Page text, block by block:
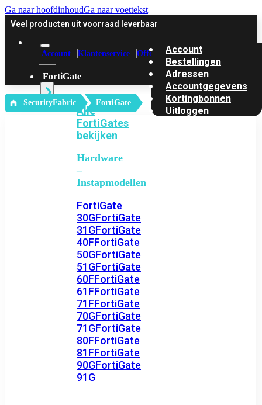
Ga naar hoofdinhoudGa naar voettekst
Veel producten uit voorraad leverbaar
Account Klantenservice Offerte
FortiGate
Alle
FortiGates
bekijken
Hardware
–
Instapmodellen
FortiGate
30GFortiGate
31GFortiGate
40FFortiGate
50GFortiGate
51GFortiGate
60FFortiGate
61FFortiGate
71FFortiGate
70GFortiGate
71GFortiGate
80FFortiGate
81FFortiGate
90GFortiGate
91G
Account
Bestellingen
Adressen
Accountgegevens
Kortingbonnen
Uitloggen
‎ SecurityFabric FortiGate